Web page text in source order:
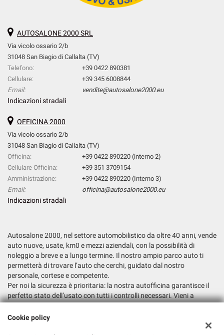
AUTOSALONE 2000 SRL
Via vicolo ossario 2/b
31048 San Biagio di Callalta (TV)
Telefono:
+39 0422 890381
Cellulare:
+39 345 6008844
Email:
vendite@autosalone2000.eu
Indicazioni stradali
OFFICINA 2000
Via vicolo ossario 2/b
31048 San Biagio di Callalta (TV)
Officina:
+39 0422 890220 (interno 2)
Cellulare Officina:
+39 351 3709154
Amministrazione:
+39 0422 890220 (Interno 3)
Email:
officina@autosalone2000.eu
Indicazioni stradali
Autosalone 2000, nel settore automobilistico da oltre 40 anni, vende
auto nuove, usate, km0 e mezzi aziendali, con la possibilità di
noleggio a breve e a lungo termine. Il nostro ampio parco auto ti
permetterà di trovare l’auto che cerchi, guidato dal nostro
personale, cortese e competente.
Per noi la sicurezza è prioritaria: la nostra autofficina garantisce il
perfetto stato dell’usato con tutti i controlli necessari. Vieni a
Cookie policy